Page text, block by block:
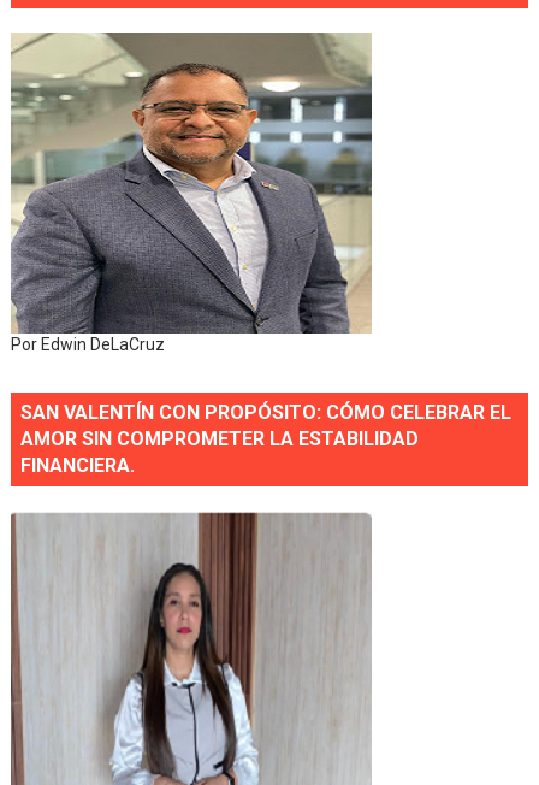
Por Edwin DeLaCruz
SAN VALENTÍN CON PROPÓSITO: CÓMO CELEBRAR EL
AMOR SIN COMPROMETER LA ESTABILIDAD
FINANCIERA.